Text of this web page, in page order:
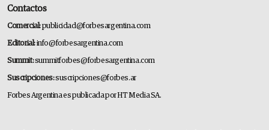
Contactos
Comercial:publicidad@forbesargentina.com
Editorial:info@forbesargentina.com
Summit:summitforbes@forbesargentina.com
Suscripciones:suscripciones@forbes.ar
Forbes Argentina es publicada por HT Media SA.